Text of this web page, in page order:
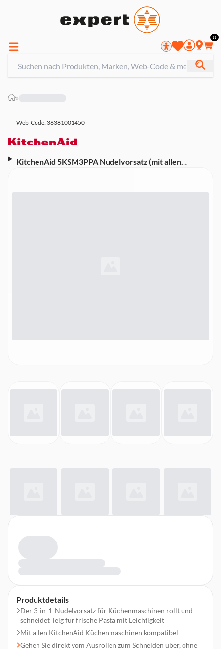
0
»
Web-Code: 36381001450
KitchenAid 5KSM3PPA Nudelvorsatz (mit allen
Produktdetails
Der 3-in-1-Nudelvorsatz für Küchenmaschinen rollt und
schneidet Teig für frische Pasta mit Leichtigkeit
Mit allen KitchenAid Küchenmaschinen kompatibel
Gehen Sie direkt vom Ausrollen zum Schneiden über, ohne